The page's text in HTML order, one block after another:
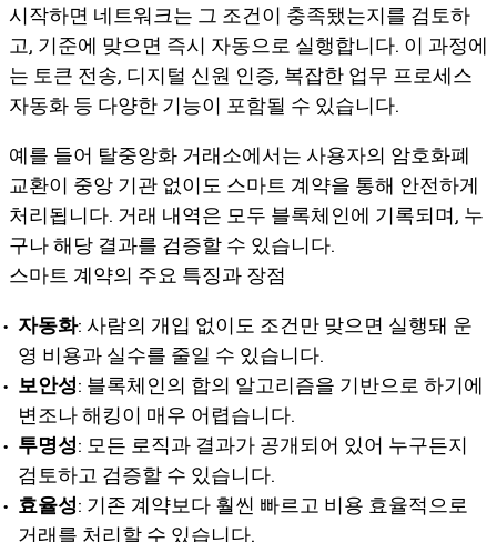
시작하면 네트워크는 그 조건이 충족됐는지를 검토하
고, 기준에 맞으면 즉시 자동으로 실행합니다. 이 과정에
는 토큰 전송, 디지털 신원 인증, 복잡한 업무 프로세스
자동화 등 다양한 기능이 포함될 수 있습니다.
예를 들어 탈중앙화 거래소에서는 사용자의 암호화폐
교환이 중앙 기관 없이도 스마트 계약을 통해 안전하게
처리됩니다. 거래 내역은 모두 블록체인에 기록되며, 누
구나 해당 결과를 검증할 수 있습니다.
스마트 계약의 주요 특징과 장점
자동화: 사람의 개입 없이도 조건만 맞으면 실행돼 운
영 비용과 실수를 줄일 수 있습니다.
보안성: 블록체인의 합의 알고리즘을 기반으로 하기에
변조나 해킹이 매우 어렵습니다.
투명성: 모든 로직과 결과가 공개되어 있어 누구든지
검토하고 검증할 수 있습니다.
효율성: 기존 계약보다 훨씬 빠르고 비용 효율적으로
거래를 처리할 수 있습니다.